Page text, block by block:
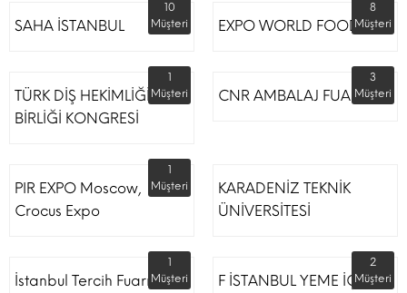
SAHA İSTANBUL
10
Müşteri
EXPO WORLD FOOD
8
Müşteri
TÜRK DİŞ HEKİMLİĞİ
BİRLİĞİ KONGRESİ
1
Müşteri
CNR AMBALAJ FUARI
3
Müşteri
PIR EXPO Moscow,
Crocus Expo
1
Müşteri
KARADENİZ TEKNİK
ÜNİVERSİTESİ
İstanbul Tercih Fuarı
1
Müşteri
F İSTANBUL YEME İÇME
2
Müşteri